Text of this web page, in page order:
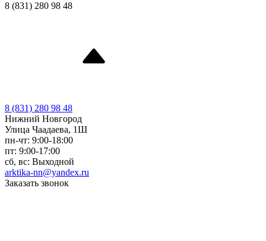
8 (831) 280 98 48
8 (831) 280 98 48
Нижний Новгород
Улица Чаадаева, 1Ш
пн-чт: 9:00-18:00
пт: 9:00-17:00
сб, вс: Выходной
arktika-nn@yandex.ru
Заказать звонок